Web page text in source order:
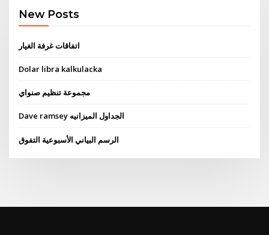
New Posts
اتفاقات غرفة الغيار
Dolar libra kalkulacka
مجموعة تنظيم صنواي
Dave ramsey الجداول الميزانيه
الرسم البياني الأسبوعية التفوق